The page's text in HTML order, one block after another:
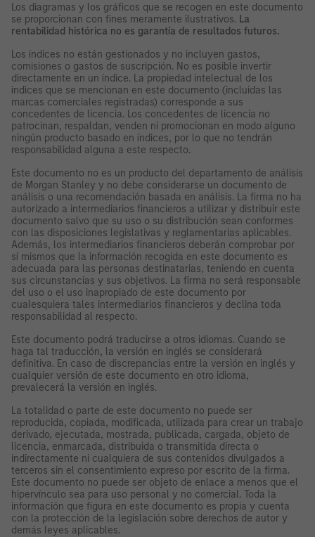
Los diagramas y los gráficos que se recogen en este documento
se proporcionan con fines meramente ilustrativos. La
rentabilidad histórica no es garantía de resultados futuros.
Los índices no están gestionados y no incluyen gastos,
comisiones o gastos de suscripción. No es posible invertir
directamente en un índice. La propiedad intelectual de los
índices que se mencionan en este documento (incluidas las
marcas comerciales registradas) corresponde a sus
concedentes de licencia. Los concedentes de licencia no
patrocinan, respaldan, venden ni promocionan en modo alguno
ningún producto basado en índices, por lo que no tendrán
responsabilidad alguna a este respecto.
Este documento no es un producto del departamento de análisis
de Morgan Stanley y no debe considerarse un documento de
análisis o una recomendación basada en análisis. La firma no ha
autorizado a intermediarios financieros a utilizar y distribuir este
documento salvo que su uso o su distribución sean conformes
con las disposiciones legislativas y reglamentarias aplicables.
Además, los intermediarios financieros deberán comprobar por
sí mismos que la información recogida en este documento es
adecuada para las personas destinatarias, teniendo en cuenta
sus circunstancias y sus objetivos. La firma no será responsable
del uso o el uso inapropiado de este documento por
cualesquiera tales intermediarios financieros y declina toda
responsabilidad al respecto.
Este documento podrá traducirse a otros idiomas. Cuando se
haga tal traducción, la versión en inglés se considerará
definitiva. En caso de discrepancias entre la versión en inglés y
cualquier versión de este documento en otro idioma,
prevalecerá la versión en inglés.
La totalidad o parte de este documento no puede ser
reproducida, copiada, modificada, utilizada para crear un trabajo
derivado, ejecutada, mostrada, publicada, cargada, objeto de
licencia, enmarcada, distribuida o transmitida directa o
indirectamente ni cualquiera de sus contenidos divulgados a
terceros sin el consentimiento expreso por escrito de la firma.
Este documento no puede ser objeto de enlace a menos que el
hipervínculo sea para uso personal y no comercial. Toda la
información que figura en este documento es propia y cuenta
con la protección de la legislación sobre derechos de autor y
demás leyes aplicables.